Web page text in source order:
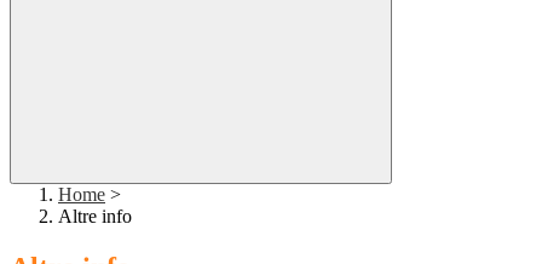
Home >
Altre info